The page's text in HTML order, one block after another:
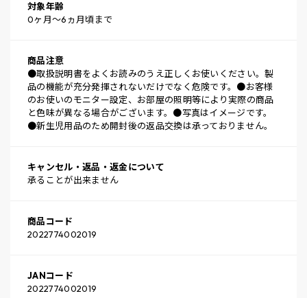
対象年齢
0ヶ月～6ヵ月頃まで
商品注意
●取扱説明書をよくお読みのうえ正しくお使いください。製
品の機能が充分発揮されないだけでなく危険です。●お客様
のお使いのモニター設定、お部屋の照明等により実際の商品
と色味が異なる場合がございます。●写真はイメージです。
●新生児用品のため開封後の返品交換は承っておりません。
キャンセル・返品・返金について
承ることが出来ません
商品コード
2022774002019
JANコード
2022774002019